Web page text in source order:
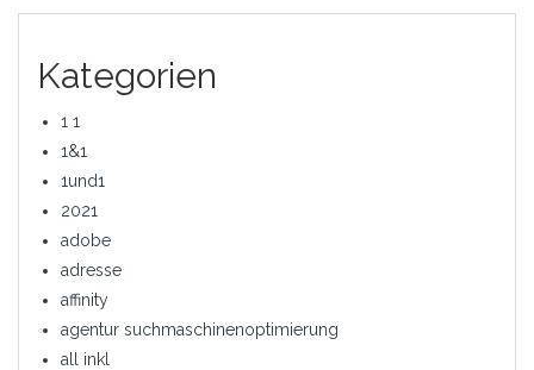
Kategorien
1 1
1&1
1und1
2021
adobe
adresse
affinity
agentur suchmaschinenoptimierung
all inkl